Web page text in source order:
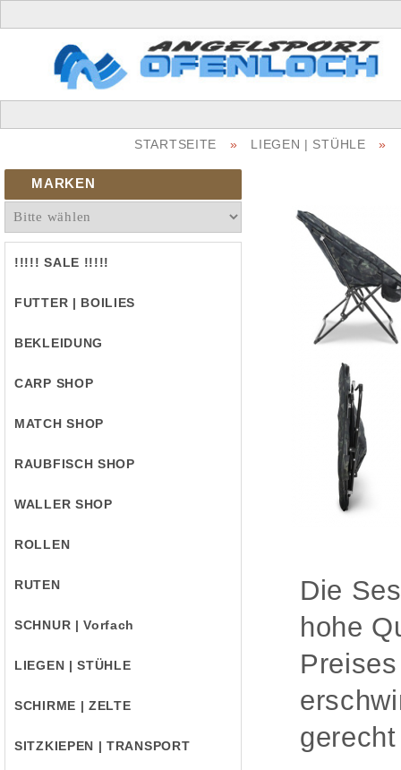
STARTSEITE » LIEGEN | STÜHLE »
MARKEN
!!!!! SALE !!!!!
FUTTER | BOILIES
BEKLEIDUNG
CARP SHOP
MATCH SHOP
RAUBFISCH SHOP
WALLER SHOP
ROLLEN
RUTEN
SCHNUR | Vorfach
LIEGEN | STÜHLE
SCHIRME | ZELTE
SITZKIEPEN | TRANSPORT
Die
hohe